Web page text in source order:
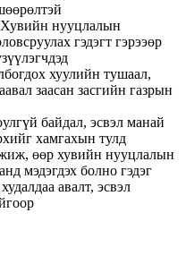
Хувийн нууцлалын
гэдэгт гэрээөр
хуулийн тушаал,
заасан засгийн газрын
байдал, эсвэл манай
хамгахын тулд
өөр хувийн нууцлалын
мэдэгдэх болно гэдэг
авалт, эсвэл